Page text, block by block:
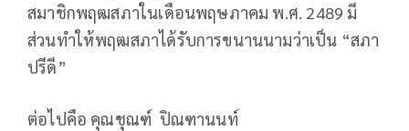
สมาชิกพฤฒสภาในเดือนพฤษภาคม พ.ศ. 2489 มี
ส่วนทำให้พฤฒสภาได้รับการขนานนามว่าเป็น “สภา
ปรีดี”
ต่อไปคือ คุณชุณฑ์ ปิณฑานนท์